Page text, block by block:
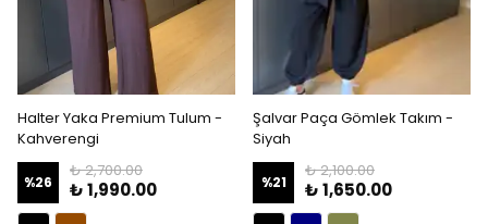
Halter Yaka Premium Tulum -
Kahverengi
%26
₺ 2,700.00
₺ 1,990.00
Şalvar Paça Gömlek Takım -
Siyah
%21
₺ 2,100.00
₺ 1,650.00